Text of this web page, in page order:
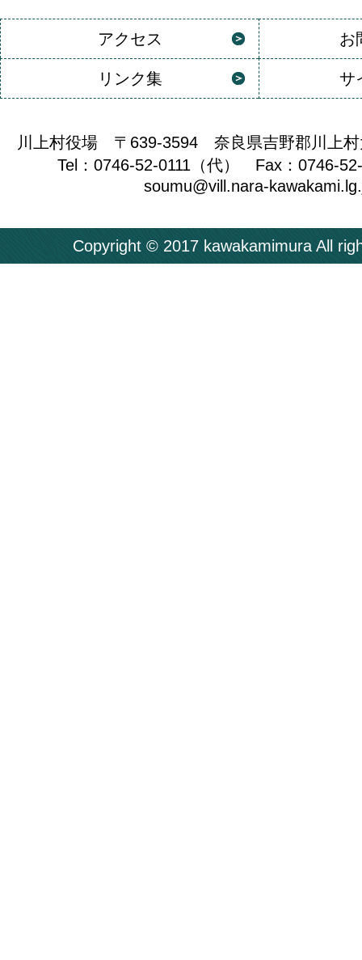
アクセス お
リンク集 サ
川上村役場 〒639-3594 奈良県吉野郡川上村
Tel：0746-52-0111（代） Fax：0746-
soumu@vill.nara-
Copyright © 2017 kawakamimura All